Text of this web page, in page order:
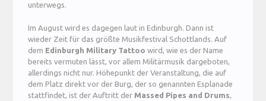
unterwegs.
Im August wird es dagegen laut in Edinburgh. Dann ist
wieder Zeit für das größte Musikfestival Schottlands. Auf
dem Edinburgh Military Tattoo wird, wie es der Name
bereits vermuten lässt, vor allem Militärmusik dargeboten,
allerdings nicht nur. Höhepunkt der Veranstaltung, die auf
dem Platz direkt vor der Burg, der so genannten Esplanade
stattfindet, ist der Auftritt der Massed Pipes and Drums